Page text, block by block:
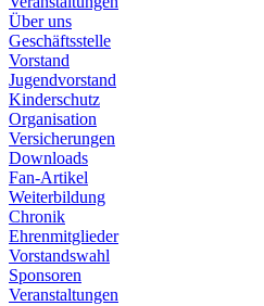
Über uns
Geschäftsstelle
Vorstand
Jugendvorstand
Kinderschutz
Organisation
Versicherungen
Downloads
Fan-Artikel
Weiterbildung
Chronik
Ehrenmitglieder
Vorstandswahl
Sponsoren
Veranstaltungen